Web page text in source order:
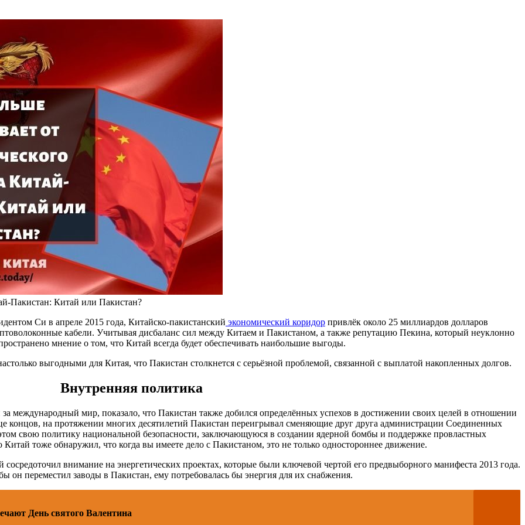
Пакистан: Китай или Пакистан?
Си в апреле 2015 года, Китайско-пакистанский экономический коридор привлёк около 25 миллиардов долларов
кабели. Учитывая дисбаланс сил между Китаем и Пакистаном, а также репутацию Пекина, который неуклонно
мнение о том, что Китай всегда будет обеспечивать наибольшие выгоды.
выгодными для Китая, что Пакистан столкнется с серьёзной проблемой, связанной с выплатой накопленных долгов.
Внутренняя политика
международный мир, показало, что Пакистан также добился определённых успехов в достижении своих целей в отношении
на протяжении многих десятилетий Пакистан переигрывал сменяющие друг друга администрации Соединенных
свою политику национальной безопасности, заключающуюся в создании ядерной бомбы и поддержке провластных
тоже обнаружил, что когда вы имеете дело с Пакистаном, это не только одностороннее движение.
внимание на энергетических проектах, которые были ключевой чертой его предвыборного манифеста 2013 года.
он переместил заводы в Пакистан, ему потребовалась бы энергия для их снабжения.
День святого Валентина